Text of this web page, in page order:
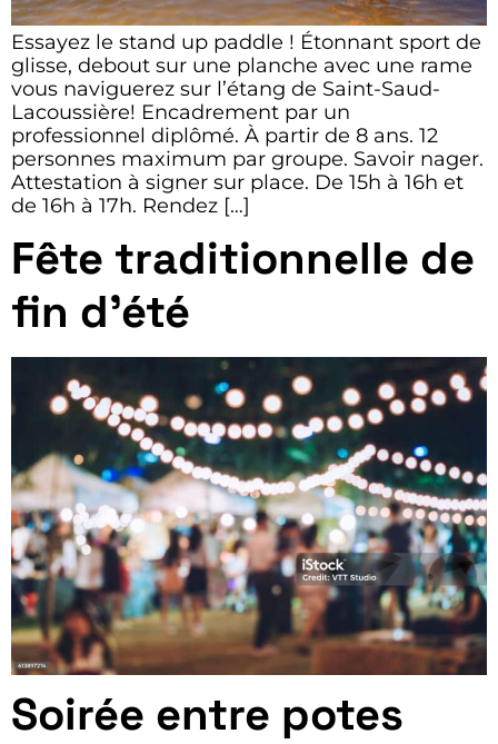
Essayez le stand up paddle ! Étonnant sport de
glisse, debout sur une planche avec une rame
vous naviguerez sur l’étang de Saint-Saud-
Lacoussière! Encadrement par un
professionnel diplômé. À partir de 8 ans. 12
personnes maximum par groupe. Savoir nager.
Attestation à signer sur place. De 15h à 16h et
de 16h à 17h. Rendez […]
Fête traditionnelle de
fin d’été
Soirée entre potes